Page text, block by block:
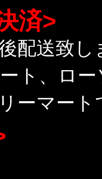
済>
配送致し
ト、ロ
ーマー